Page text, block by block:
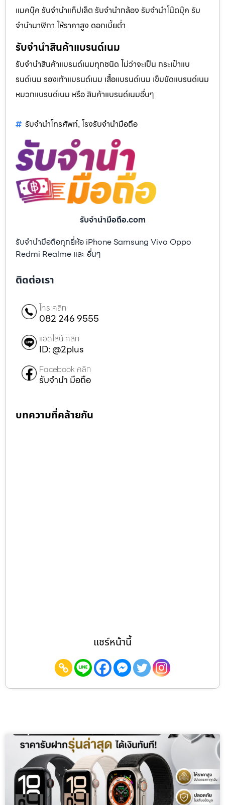
แมคบุ๊ค รับจำนำแท็ปเล็ต รับจำนำกล้อง รับจำนำโน๊ตบุ๊ค รับ
จำนำนาฬิกา ให้ราคาสูง ดอกเบี้ยต่ำ
รับจำนำสินค้าแบรนด์เนม
รับจำนำสินค้าแบรนด์เนมทุกชนิด ไม่ว่าจะเป็น กระเป๋าแบ
รนด์เนม รองเท้าแบรนด์เนม เสื้อแบรนด์เนม เข็มขัดแบรนด์เนม
หมวกแบรนด์เนม หรือ สินค้าแบรนด์เนมอื่นๆ
รับจำนำโทรศัพท์, โรงรับจำนำมือถือ
รับจํานํามือถือ.com
รับจำนำมือถือทุกยี่ห้อ iPhone Samsung Vivo Oppo
Redmi Realme และ อื่นๆ
ติดต่อเรา
โทร คลิก
082 246 9555
แอดไลน์ คลิก
ID: @2plus
Facebook คลิก
รับจำนำ มือถือ
บทความที่คล้ายกัน
แชร์หน้านี้